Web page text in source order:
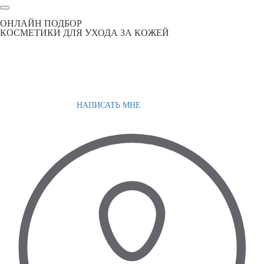
ОНЛАЙН ПОДБОР
КОСМЕТИКИ ДЛЯ УХОДА ЗА КОЖЕЙ
НАПИСАТЬ МНЕ